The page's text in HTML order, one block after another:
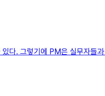
다. 그렇기에 PM은 실무자들과